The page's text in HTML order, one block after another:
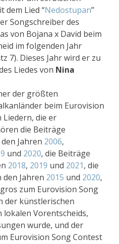
dem Lied “Nedostupan”
Songschreiber des
von Bojana x David beim
im folgenden Jahr
7). Dieses Jahr wird er zu
Liedes von Nina
der größten
beim Eurovision
Liedern, die er
die Beiträge
Jahren 2006,
und 2020, die Beiträge
2018, 2019 und 2021, die
Jahren 2015 und 2020,
zum Eurovision Song
der künstlerischen
Vorentscheids,
wurde, und der
Eurovision Song Contest